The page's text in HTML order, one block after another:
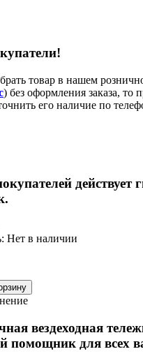
товар в нашем
) без оформления заказа, то
его наличие по
действует
Нет в наличии
вездеходная
помощник для всех